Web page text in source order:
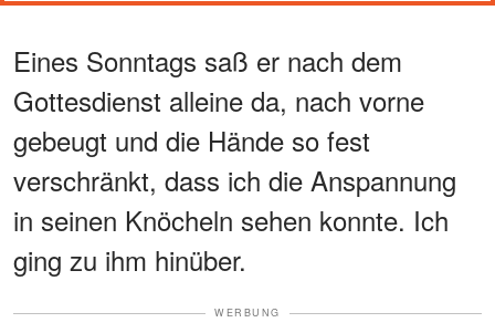
Eines Sonntags saß er nach dem
Gottesdienst alleine da, nach vorne
gebeugt und die Hände so fest
verschränkt, dass ich die Anspannung
in seinen Knöcheln sehen konnte. Ich
ging zu ihm hinüber.
WERBUNG